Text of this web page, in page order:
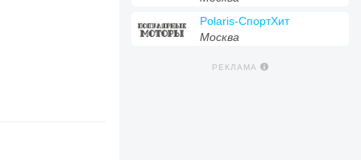
Polaris-СпортХит
Москва
РЕКЛАМА